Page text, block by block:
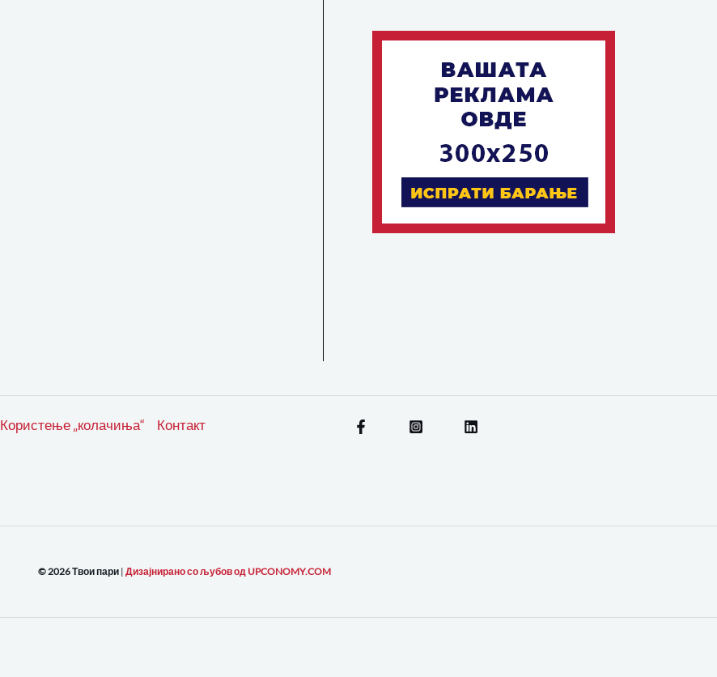
Користење „колачиња“ Контакт
© 2026 Твои пари | Дизајнирано со љубов од UPCONOMY.COM